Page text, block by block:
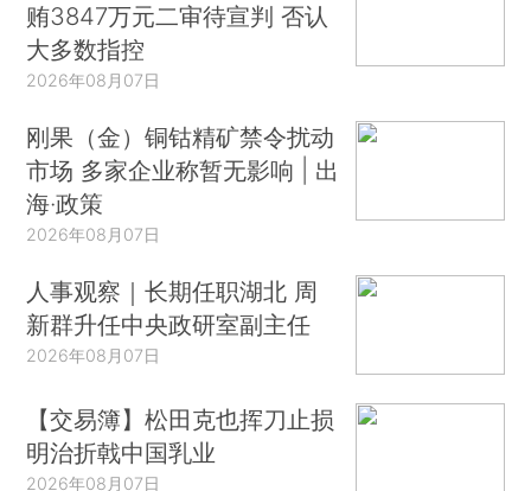
贿3847万元二审待宣判 否认
大多数指控
2026年08月07日
刚果（金）铜钴精矿禁令扰动
市场 多家企业称暂无影响 | 出
海·政策
2026年08月07日
人事观察｜长期任职湖北 周
新群升任中央政研室副主任
2026年08月07日
【交易簿】松田克也挥刀止损
明治折戟中国乳业
2026年08月07日